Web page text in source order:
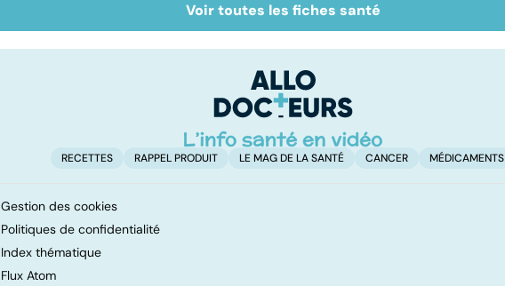
Tout savoir sur les
infections
Inflammation des
amygdales : que faire
Voir toutes les fiches santé
RECETTES RAPPEL PRODUIT LE MAG DE LA SANTÉ CANCER MÉDICAMENTS
Gestion des cookies
Politiques de confidentialité
Index thématique
Flux Atom